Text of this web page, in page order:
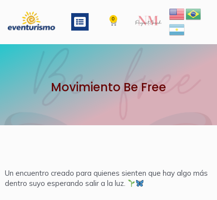
contenido
Menu 0 Cart
Movimiento Be Free
Un encuentro creado para quienes sienten que hay algo más
dentro suyo esperando salir a la luz.